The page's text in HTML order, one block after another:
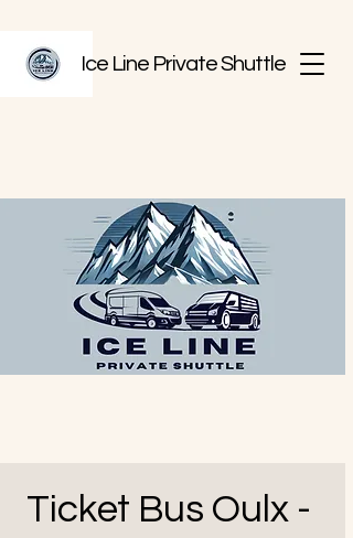
Ice Line Private Shuttle
Ticket Bus Oulx -